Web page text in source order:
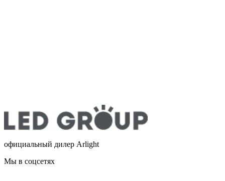
официальный дилер Arlight
Мы в соцсетях